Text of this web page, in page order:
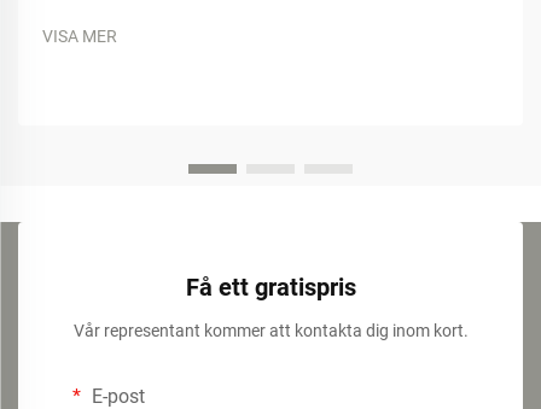
VISA MER
Få ett gratispris
Vår representant kommer att kontakta dig inom kort.
E-post